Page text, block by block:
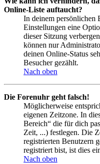
Online-Liste auftaucht?
In deinem persönlichen
Einstellungen eine
dieser Sitzung
können nur
deinen Online-Status
Besucher gezählt.
Nach oben
Die Forenuhr geht falsch!
Möglicherweise
eigenen Zeitzone. In
Bereich“ die für dich
Zeit, ...) festlegen. Die
registrierten Benutzern
registriert bist, ist dies
Nach oben